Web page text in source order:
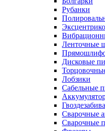
Рубанки
Ленточные
Дисковые
Лобзики
Сабельные
Сварочные
Сварочные